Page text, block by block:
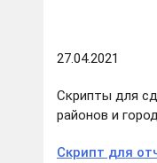
27.04.2021
Скрипты для
районов и
Скрипт для